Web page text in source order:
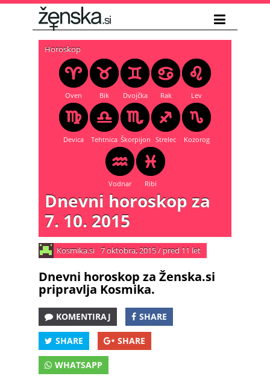
Horoskop
Oven Bik Dvojčka Rak Lev
Devica Tehtnica Škorpijon Strelec Kozorog
Vodnar Ribi
Dnevni horoskop za
7. 10. 2015
Kosmika.si 7 oktobra, 2015/ pred 11 let
Dnevni horoskop za Ženska.si
pripravlja Kosmika.
KOMENTIRAJ SHARE
SHARE SHARE
WHATSAPP